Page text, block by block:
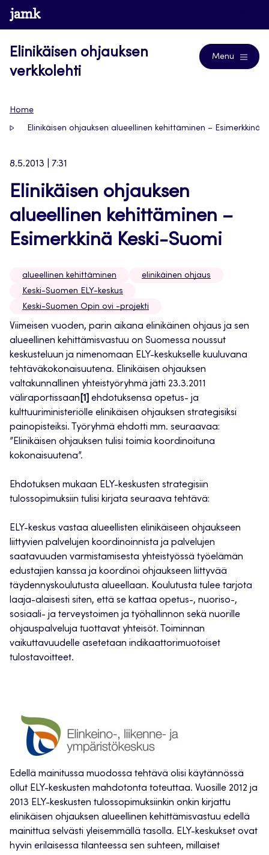
Siirry
suoraan
www.jamk.fi
Elinikäisen ohjauksen
verkkolehti
Menu
Home
Elinikäisen ohjauksen alueellinen kehittäminen – Esimerkkinä
8.5.2013 | 7:31
Elinikäisen ohjauksen
alueellinen kehittäminen –
Esimerkkinä Keski-Suomi
alueellinen kehittäminen
elinikäinen ohjaus
Keski-Suomen ELY-keskus
Keski-Suomen Opin ovi -projekti
Viimeisen vuoden, parin aikana elinikäinen ohjaus ja sen
alueellinen kehittämisvastuu on Suomessa noussut
keskusteluun ja nimenomaan ELY-keskukselle kuuluvana
tehtäväkokonaisuutena. Elinikäisen ohjauksen
valtakunnallinen yhteistyöryhmä jätti 23.3.2011
väliraportissaan [1] ehdotuksensa opetus- ja
kulttuuriministeriölle elinikäisen ohjauksen strategisiksi
painopisteiksi. Työryhmä ehdotti mm. seuraavaa:
”Elinikäisen ohjauksen tulisi toimia koordinoituna
kokonaisuutena”.
Ehdotuksen mukaan ELY-keskusten strategisiin
tulossopimuksiin tulisi kirjata seuraava tehtävä:
ELY-keskus vastaa alueellisten elinikäiseen ohjaukseen
liittyvien palvelujen koordinoinnista ja palvelujen
saatavuuden varmistamisesta yhteistyössä työelämän
edustajien kanssa ja koordinoi ohjaukseen liittyvää
täydennyskoulutusta alueellaan. Koulutusta tulee tarjota
laaja-alaisesti siten, että se kattaa opetus-, nuoriso-,
sosiaali- ja terveystoimen ja työhallinnon sekä nuorille
ohjauspalveluja tuottavat yhteisöt. Toiminnan
vaikuttavuudelle asetetaan indikaattorimuotoiset
tulostavoitteet.
Edellä mainitussa muodossa tehtävä olisi käytännössä
ollut ELY-keskusten mahdotonta toteuttaa. Vuosille 2012 ja
2013 ELY-keskusten tulossopimuksiinkin onkin kirjattu
elinikäisen ohjauksen alueellinen kehittämisvastuu edellä
mainittua selvästi yleisemmällä tasolla. ELY-keskukset ovat
hyvin erilaisessa tilanteessa sen suhteen, millaiset